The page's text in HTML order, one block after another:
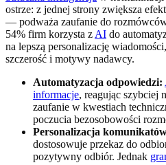
ostrze: z jednej strony zwiększa
— podważa zaufanie do
54% firm korzysta z AI do
na lepszą personalizację
szczerość i motywy nadawcy.
Automatyzacja odpowiedzi:
informacje, reagując szybciej
zaufanie w kwestiach
poczucia bezosobowości
Personalizacja
dostosowuje przekaz do
pozytywny odbiór. Jednak